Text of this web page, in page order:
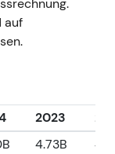
auf
2023
4.73B